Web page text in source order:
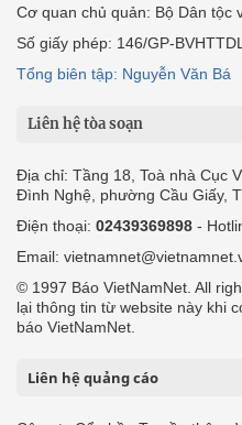
Cơ quan chủ quản: Bộ Dân tộc
Số giấy phép: 146/GP-
Tổng biên tập: Nguyễn Văn Bá
Liên hệ tòa soạn
Địa chỉ: Tầng 18, Toà nhà Cục
Đình Nghệ, phường Cầu Giấy,
Điện thoại: 02439369898 -
Email:
© 1997 Báo VietNamNet. All
lại thông tin từ website này khi
báo VietNamNet.
Liên hệ quảng cáo